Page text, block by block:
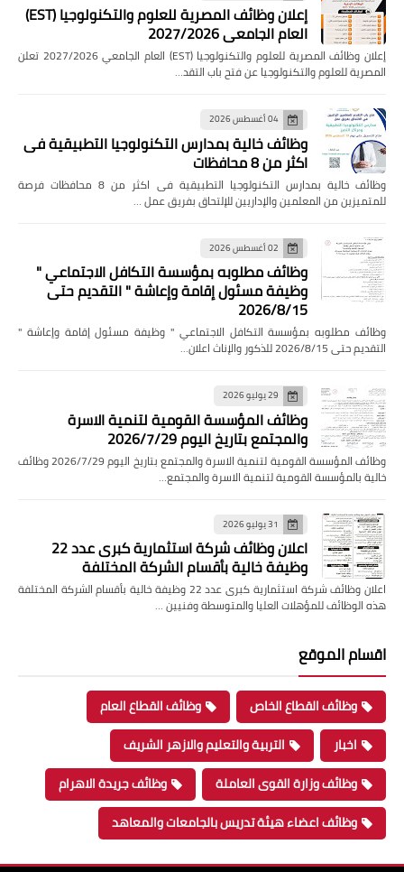
إعلان وظائف المصرية للعلوم والتكنولوجيا (EST)
العام الجامعي 2027/2026
إعلان وظائف المصرية للعلوم والتكنولوجيا (EST) العام الجامعي 2027/2026 تعلن
المصرية للعلوم والتكنولوجيا عن فتح باب التقد…
04 أغسطس 2026
وظائف خالية بمدارس التكنولوجيا التطبيقية فى
اكثر من 8 محافظات
وظائف خالية بمدارس التكنولوجيا التطبيقية فى اكثر من 8 محافظات فرصة
للمتميزين من المعلمين والإداريين للإلتحاق بفريق عمل …
02 أغسطس 2026
وظائف مطلوبه بمؤسسة التكافل الاجتماعي "
وظيفة مسئول إقامة وإعاشة " التقديم حتى
2026/8/15
وظائف مطلوبه بمؤسسة التكافل الاجتماعي " وظيفة مسئول إقامة وإعاشة "
التقديم حتى 2026/8/15 للذكور والإناث اعلان…
29 يوليو 2026
وظائف المؤسسة القومية لتنمية الاسرة
والمجتمع بتاريخ اليوم 2026/7/29
وظائف المؤسسة القومية لتنمية الاسرة والمجتمع بتاريخ اليوم 2026/7/29 وظائف
خالية بالمؤسسة القومية لتنمية الاسرة والمجتمع…
31 يوليو 2026
اعلان وظائف شركة استثمارية كبرى عدد 22
وظيفة خالية بأقسام الشركة المختلفة
اعلان وظائف شركة استثمارية كبرى عدد 22 وظيفة خالية بأقسام الشركة المختلفة
هذه الوظائف للمؤهلات العليا والمتوسطة وفنيين …
اقسام الموقع
وظائف القطاع الخاص
وظائف القطاع العام
اخبار
التربية والتعليم والازهر الشريف
وظائف وزارة القوى العاملة
وظائف جريدة الاهرام
وظائف اعضاء هيئة تدريس بالجامعات والمعاهد